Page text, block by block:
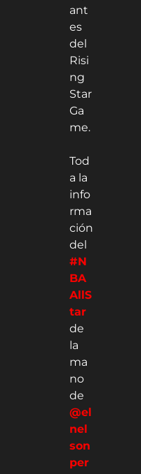
ant
es
del
Risi
ng
Star
Ga
me.
Tod
a la
info
rma
ción
del
#N
BA
AllS
tar
de
la
ma
no
de
@el
nel
son
per